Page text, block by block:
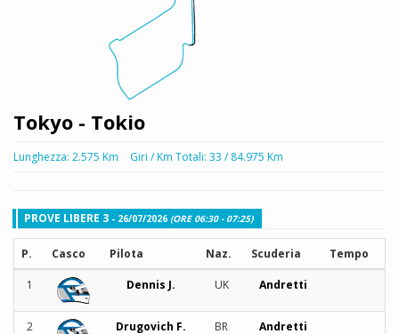
Tokyo - Tokio
Lunghezza: 2.575 Km Giri / Km Totali: 33 / 84.975 Km
PROVE LIBERE 3 - 26/07/2026 (ORE 06:30 - 07:25)
P. Casco Pilota Naz. Scuderia Tempo
1 Dennis J. UK Andretti
2 Drugovich F. BR Andretti